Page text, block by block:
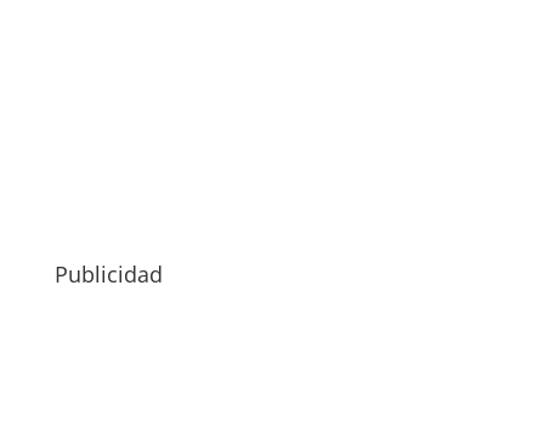
Publicidad